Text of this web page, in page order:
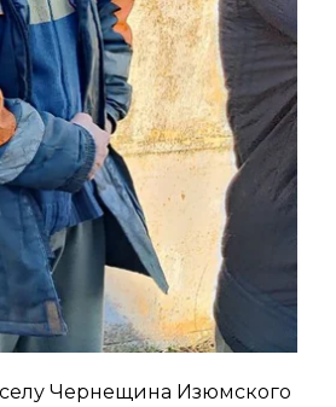
женщина. Она нуждалась в
женщину из дома в
Чернещина Изюмского